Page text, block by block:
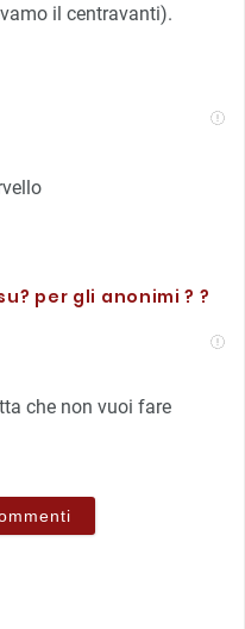
il centravanti).
per gli anonimi ? ?
che non vuoi fare